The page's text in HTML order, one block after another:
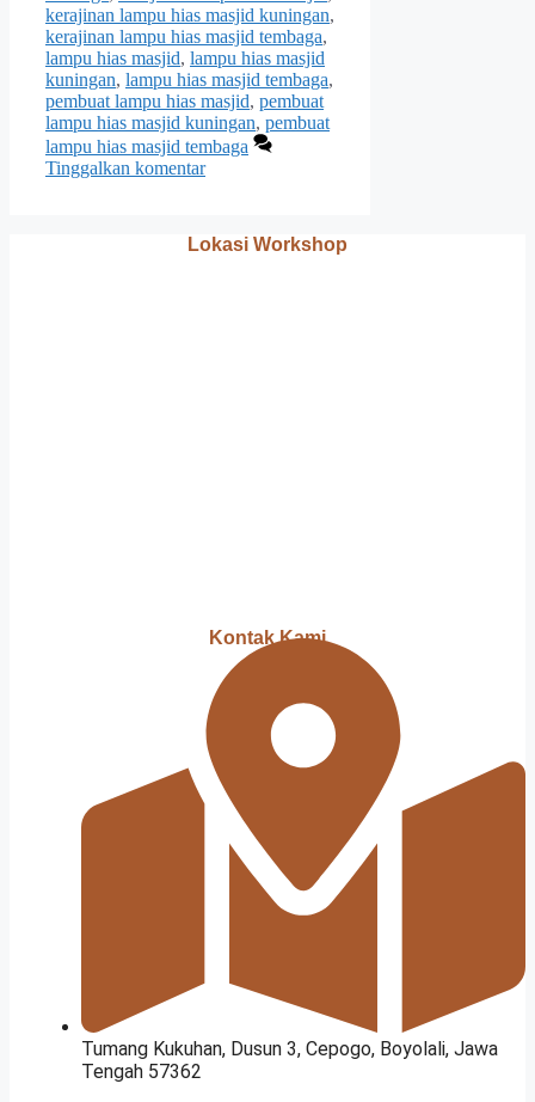
kerajinan lampu hias masjid kuningan,
kerajinan lampu hias masjid tembaga,
lampu hias masjid, lampu hias masjid
kuningan, lampu hias masjid tembaga,
pembuat lampu hias masjid, pembuat
lampu hias masjid kuningan, pembuat
lampu hias masjid tembaga
Tinggalkan komentar
Lokasi Workshop
Kontak Kami
Tumang Kukuhan, Dusun 3, Cepogo, Boyolali, Jawa
Tengah 57362